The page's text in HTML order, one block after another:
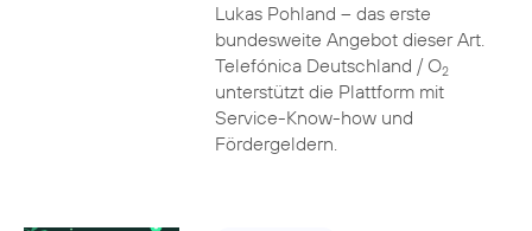
Lukas Pohland – das erste
bundesweite Angebot dieser Art.
Telefónica Deutschland / O2
unterstützt die Plattform mit
Service-Know-how und
Fördergeldern.